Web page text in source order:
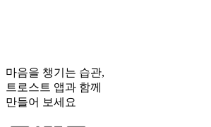
마음을 챙기는 습관,
트로스트 앱과 함께
만들어 보세요